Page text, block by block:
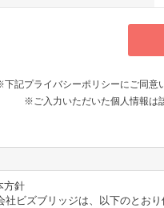
記プライバシーポリシーにご同意
※ご入力いただいた個人情報は
方針
社ビズブリッジは、以下のとお